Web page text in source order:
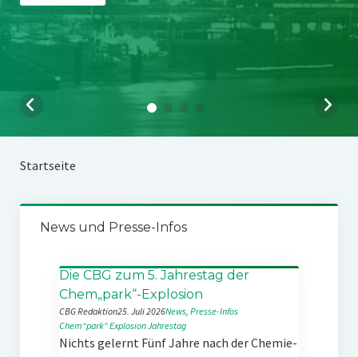
Startseite
News und Presse-Infos
Die CBG zum 5. Jahrestag der
Chem„park“-Explosion
CBG Redaktion25. Juli 2026News, Presse-Infos
Chem“park“ExplosionJahrestag
Nichts gelernt Fünf Jahre nach der Chemie-